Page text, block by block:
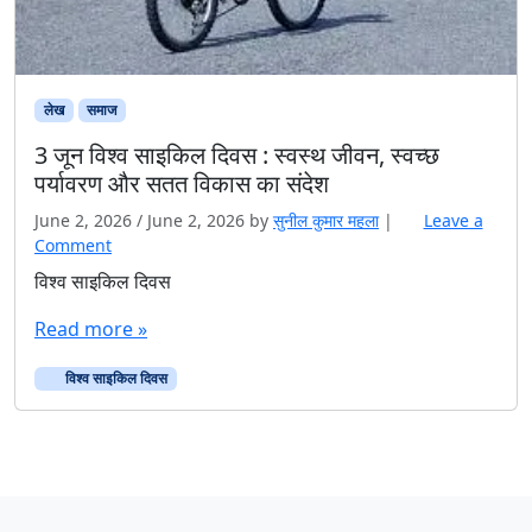
लेख समाज
3 जून विश्व साइकिल दिवस : स्वस्थ जीवन, स्वच्छ
पर्यावरण और सतत विकास का संदेश
June 2, 2026 / June 2, 2026 by सुनील कुमार महला |
Leave a
Comment
विश्व साइकिल दिवस
Read more »
विश्व साइकिल दिवस